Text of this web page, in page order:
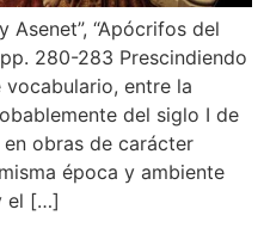
Asenet”, “Apócrifos del
280-283 Prescindiendo
entre la
del siglo I de
obras de carácter
época y ambiente
el […]